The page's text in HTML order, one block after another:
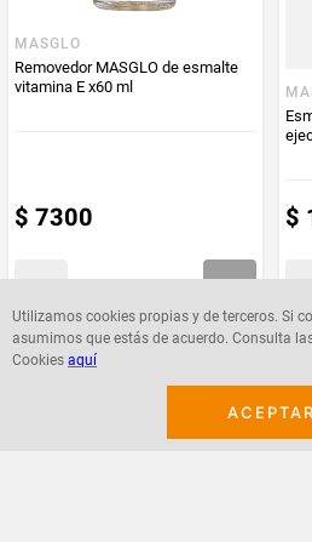
Utilizamos cookies propias y de terceros. Si
asumimos que estás de acuerdo. Consulta
Cookies aquí
ACEPTAR
MASGLO
Removedor MASGLO de esmalte
vitamina E x60 ml
$ 7300 $